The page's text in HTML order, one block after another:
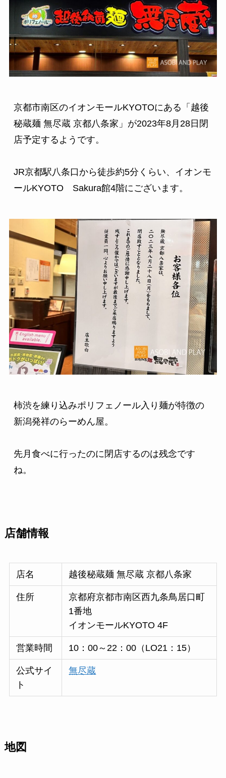
京都市南区のイオンモールKYOTOにある「越後
秘蔵麺 無尽蔵 京都八条家」が2023年8月28日閉
店予定するようです。
JR京都駅八条口から徒歩約5分くらい、イオンモ
ールKYOTO　Sakura館4階にございます。
柿渋を練り込みポリフェノール入り麺が特徴の
新潟発祥のらーめん屋。
先月食べに行ったのに閉店するのは残念です
ね。
店舗情報
店名 越後秘蔵麺 無尽蔵 京都八条家
住所
京都府京都市南区西九条鳥居口町
1番地
イオンモールKYOTO 4F
営業時間 10：00～22：00（LO21：15）
公式サイ
ト
無尽蔵
地図